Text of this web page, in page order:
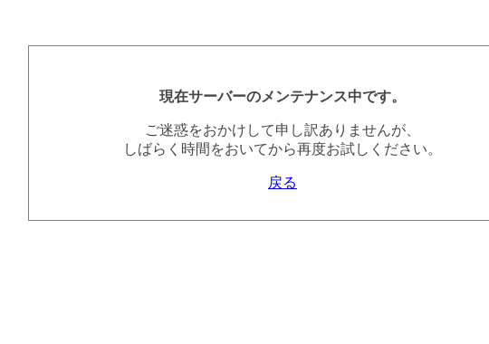
現在サーバーのメンテナンス中です。
ご迷惑をおかけして申し訳ありませんが、
しばらく時間をおいてから再度お試しください。
戻る